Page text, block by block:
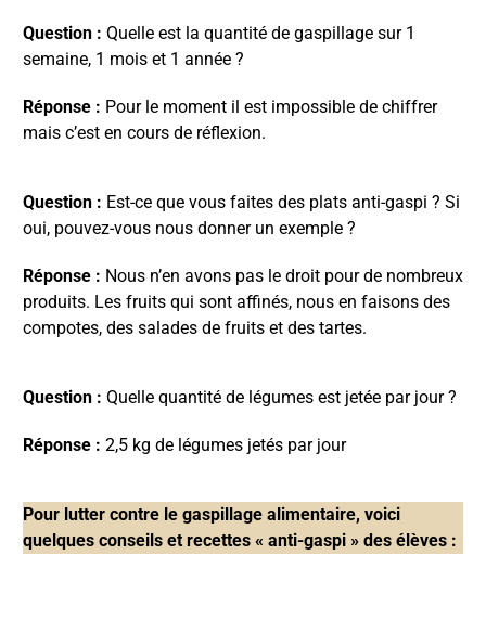
Question : Quelle est la quantité de gaspillage sur 1
semaine, 1 mois et 1 année ?
Réponse : Pour le moment il est impossible de chiffrer
mais c’est en cours de réflexion.
Question : Est-ce que vous faites des plats anti-gaspi ? Si
oui, pouvez-vous nous donner un exemple ?
Réponse : Nous n’en avons pas le droit pour de nombreux
produits. Les fruits qui sont affinés, nous en faisons des
compotes, des salades de fruits et des tartes.
Question : Quelle quantité de légumes est jetée par jour ?
Réponse : 2,5 kg de légumes jetés par jour
Pour lutter contre le gaspillage alimentaire, voici
quelques conseils et recettes « anti-gaspi » des élèves :